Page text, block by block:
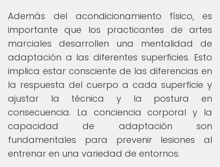
Además del acondicionamiento físico, es
importante que los practicantes de artes
marciales desarrollen una mentalidad de
adaptación a las diferentes superficies. Esto
implica estar consciente de las diferencias en
la respuesta del cuerpo a cada superficie y
ajustar la técnica y la postura en
consecuencia. La conciencia corporal y la
capacidad de adaptación son
fundamentales para prevenir lesiones al
entrenar en una variedad de entornos.